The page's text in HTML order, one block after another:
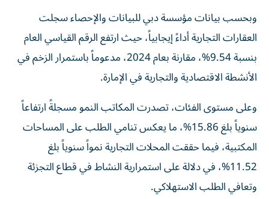
وبحسب بيانات مؤسسة دبي للبيانات والإحصاء سجلت
العقارات التجارية أداءً إيجابياً، حيث ارتفع الرقم القياسي العام
بنسبة 9.54%، مقارنة بعام 2024، مدعوماً باستمرار الزخم في
الأنشطة الاقتصادية والتجارية في الإمارة.
وعلى مستوى الفئات، تصدرت المكاتب النمو مسجلةً ارتفاعاً
سنوياً بلغ 15.86%، ما يعكس تنامي الطلب على المساحات
المكتبية، فيما حققت المحلات التجارية نمواً سنوياً بلغ
11.52%، في دلالة على استمرارية النشاط في قطاع التجزئة
وتعافي الطلب الاستهلاكي.